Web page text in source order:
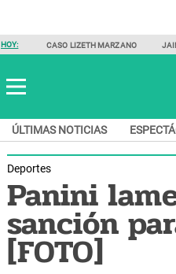
HOY: CASO LIZETH MARZANO
ÚLTIMAS NOTICIAS
Deportes
Panini
sanción
[FOTO]